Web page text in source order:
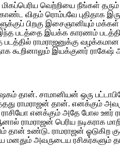
வெற்றியை நீங்கள் தரும்
விதம் ரொம்பவே புதிதாக
பிறகு இசைஞானியும்
இந்த படத்தை இயக்க காரணம்
ராமராஜனுக்கு வழக்கமான
கூறினாலும் இயக்குனர் ராகேஷ்
தான். சாமானியன் ஒரு
ராமராஜன் தான். எனக்கும்
ராசியோ எனக்கும் அதே போல ஊர்
பெரிய நடிகராக
உண்டு. ராமராஜன் ஓடுகிற
மனதும் அவருடைய ரசிகர்களும்